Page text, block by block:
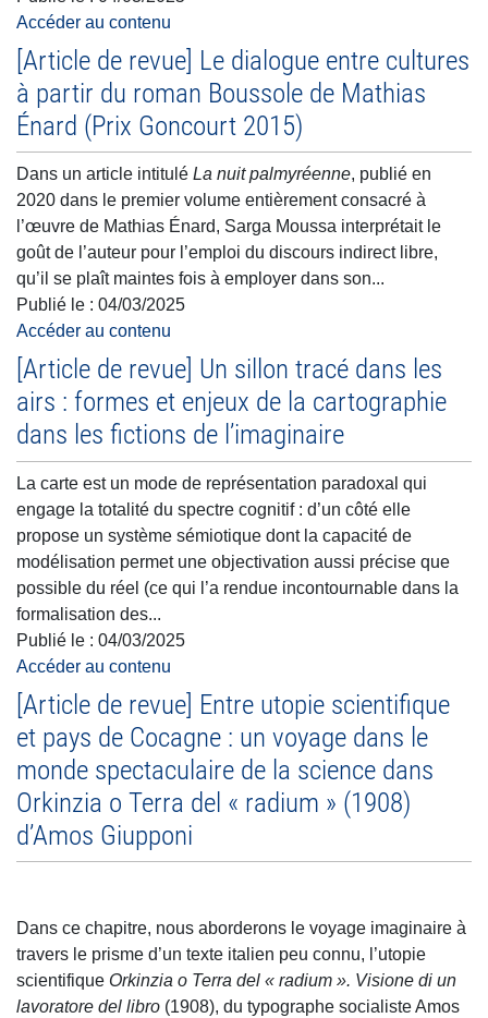
Accéder au contenu
[Article de revue] Le dialogue entre cultures
à partir du roman Boussole de Mathias
Énard (Prix Goncourt 2015)
Dans un article intitulé La nuit palmyréenne, publié en
2020 dans le premier volume entièrement consacré à
l’œuvre de Mathias Énard, Sarga Moussa interprétait le
goût de l’auteur pour l’emploi du discours indirect libre,
qu’il se plaît maintes fois à employer dans son...
Publié le : 04/03/2025
Accéder au contenu
[Article de revue] Un sillon tracé dans les
airs : formes et enjeux de la cartographie
dans les fictions de l’imaginaire
La carte est un mode de représentation paradoxal qui
engage la totalité du spectre cognitif : d’un côté elle
propose un système sémiotique dont la capacité de
modélisation permet une objectivation aussi précise que
possible du réel (ce qui l’a rendue incontournable dans la
formalisation des...
Publié le : 04/03/2025
Accéder au contenu
[Article de revue] Entre utopie scientifique
et pays de Cocagne : un voyage dans le
monde spectaculaire de la science dans
Orkinzia o Terra del « radium » (1908)
d’Amos Giupponi
Dans ce chapitre, nous aborderons le voyage imaginaire à
travers le prisme d’un texte italien peu connu, l’utopie
scientifique Orkinzia o Terra del « radium ». Visione di un
lavoratore del libro (1908), du typographe socialiste Amos